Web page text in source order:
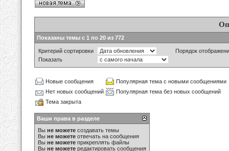
Показаны темы с 1 по 20 из 772
Критерий сортировки
Порядок
Показать
Новые сообщения
Популярная тема с новыми сообщениями
Нет новых сообщений
Популярная тема без новых сообщений
Тема закрыта
Ваши права в разделе
Вы не можете создавать темы
Вы не можете отвечать на сообщения
Вы не можете прикреплять файлы
Вы не можете редактировать сообщения